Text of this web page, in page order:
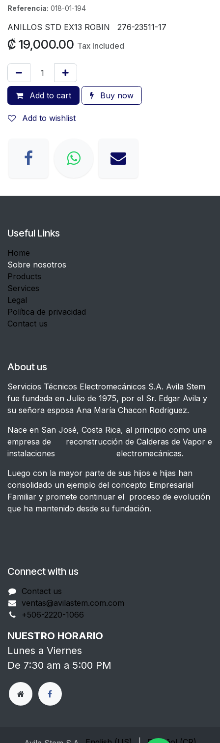
Referencia: 018-01-194
ANILLOS STD EX13 ROBIN 276-23511-17
₡ 19,000.00 Tax Included
Add to cart Buy now
Add to wishlist
Useful Links
Home
Sobre nosotros
Products
Services
Legal
Política de privacidad
Contact us
About us
Servicios Técnicos Electromecánicos S.A. Avila Stem
fue fundada en Julio de 1975, por el Sr. Edgar Avila y
su señora esposa Ana María Chacon Rodriguez.
Nace en San José, Costa Rica, al principio como una
empresa de reconstrucción de Calderas de Vapor e
instalaciones electromecánicas.
Luego con la mayor parte de sus hijos e hijas han
consolidado un ejemplo del concepto Empresarial
Familiar y promete continuar el proceso de evolución
que ha mantenido desde su fundación.
Connect with us
Contact us
ventas@avilastem.com.com
+506-2220-1066
NUESTRO HORARIO
Lunes a Viernes
De 7:30 am a 5:00 PM